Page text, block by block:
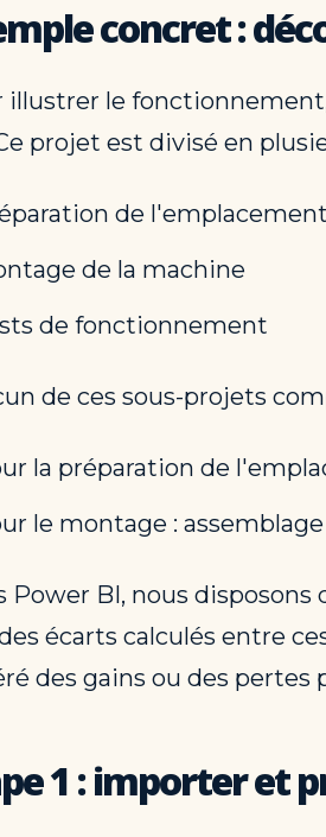
concret :
illustrer le
projet est divisé en
de l'emplacement
de la machine
de fonctionnement
de ces sous-projets
la préparation de
le montage :
Power BI, nous
écarts calculés entre
des gains ou des
1 : importer et